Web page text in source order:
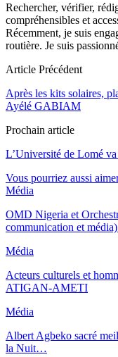
Rechercher, vérifier,
compréhensibles et
Récemment, je suis
routière. Je suis
Article Précédent
Après les kits solaires,
Ayélé GABIAM
Prochain article
L’Université de Lomé
Vous pourriez aussi
Média
OMD Nigeria et
communication et
Média
Acteurs culturels et
ATIGAN-AMETI
Média
Albert Agbeko sacré
la Nuit…